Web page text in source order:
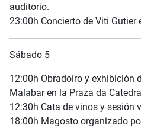
auditorio.
23:00h Concierto de Viti Gutier
Sábado 5
12:00h Obradoiro y exhibición
Malabar en la Praza da
12:30h Cata de vinos y sesión
18:00h Magosto organizado